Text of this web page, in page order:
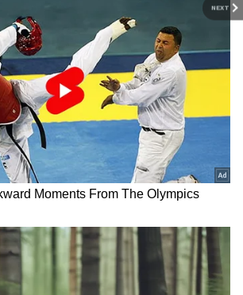
NEXT
రాశిలో కుజుడు.. ఈ 4
మార్పులు, రెట్టింపు
పుట్టిన అమ్మాయిలు చాలా
వస్తే పండగే!
News